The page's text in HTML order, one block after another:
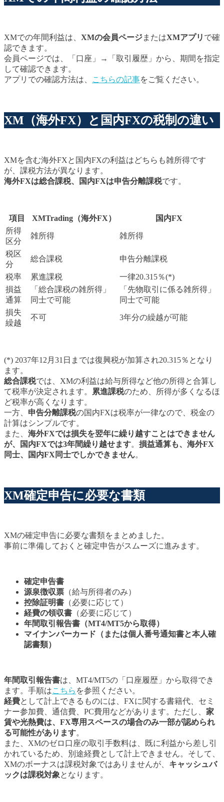
XMでの年間利益は、 XMの会員ページまたはXMアプリ で確
認できます。
会員ページでは、「口座」→「取引履歴」から、期間を指定
して確認できます。
アプリでの確認方法は、
こちらの記事をご覧ください。
XM（海外FX）と国内FXの税制の違い
XMを含む海外FXと国内FXの利益はどちらも雑所得です
が、課税方法が異なります。
海外FXは総合課税、国内FXは申告分離課税です。
項目 XMTrading（海外FX）
国内FX
所得
区分
雑所得 雑所得
税区
分
総合課税 申告分離課税
税率 累進課税
一律20.315％(*)
損益
通算
「総合課税の雑所得」
同士で可能
「先物取引に係る雑所得」
同士で可能
損失
繰越
不可 3年分の繰越が可能
(*) 2037年12月31日までは復興税が加算され20.315％となり
ます。
総合課税では、XMの利益は給与所得など他の所得と合算し
て税率が決定されます。
累進課税のため、所得が多くなるほ
ど税率が高くなります。
一方、 申告分離課税の国内FXは税率が一律なので、税金の
計算はシンプルです。
また、 海外FXでは損失を翌年に繰り越すことはできません
が、国内FXでは3年間繰り越せます。 損益通算も、海外FX
同士、国内FX同士でしかできません。
XM確定申告に必要な書類
XMの確定申告に必要な書類をまとめました。
事前に準備しておくと確定申告がスムーズに進みます。
確定申告書
源泉徴収票 （給与所得者のみ）
控除証明書 （必要に応じて）
経費の領収書 （必要に応じて）
年間取引報告書（MT4/MT5から取得）
マイナンバーカード（または個人番号通知書と本人確
認書類）
年間取引報告書は、MT4/MT5の「口座履歴」から取得でき
ます。手順はこちら を参照ください。
経費として計上できるものには、FXに関する書籍代、セミ
ナー参加費、通信費、PC費用などがあります。ただし、 家
賃や光熱費は、FX専用スペースの場合のみ一部が認められ
る可能性があります。
また、XMのゼロ口座の取引手数料は、既に利益から差し引
かれているため、別途経費として計上できません。そして、
XMのボーナスは課税対象ではありませんが、 キャッシュバ
ックは課税対象となります。